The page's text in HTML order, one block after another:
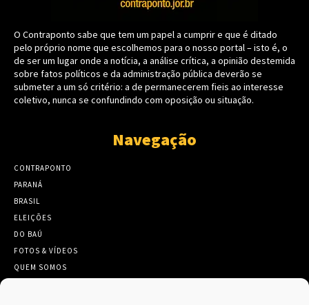
O Contraponto sabe que tem um papel a cumprir e que é ditado
pelo próprio nome que escolhemos para o nosso portal – isto é, o
de ser um lugar onde a notícia, a análise crítica, a opinião destemida
sobre fatos políticos e da administração pública deverão se
submeter a um só critério: a de permanecerem fieis ao interesse
coletivo, nunca se confundindo com oposição ou situação.
Navegação
CONTRAPONTO
PARANÁ
BRASIL
ELEIÇÕES
DO BAÚ
FOTOS & VÍDEOS
QUEM SOMOS